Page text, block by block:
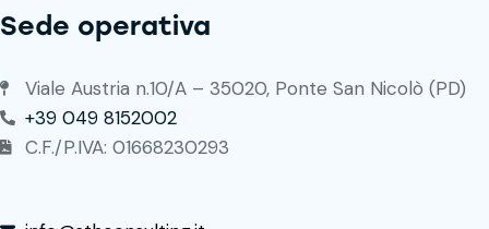
Sede operativa
Viale Austria n.10/A – 35020, Ponte San Nicolò (PD)
+39 049 8152002
C.F./P.IVA: 01668230293